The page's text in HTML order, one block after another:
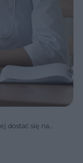
dostać się na